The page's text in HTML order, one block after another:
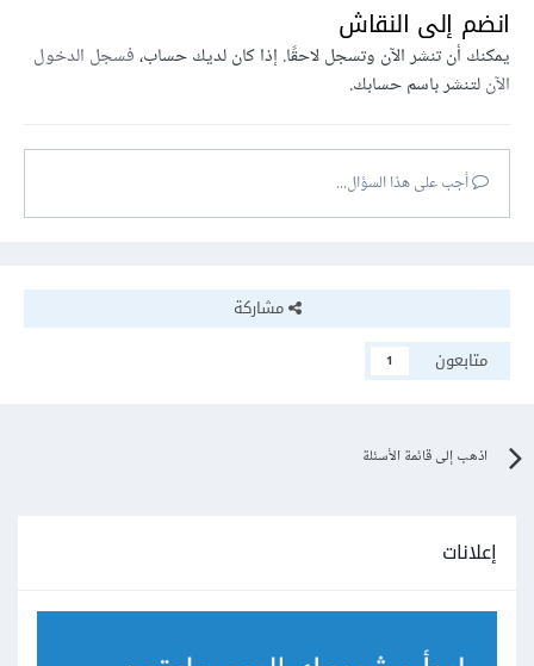
انضم إلى النقاش
يمكنك أن تنشر الآن وتسجل لاحقًا. إذا كان لديك حساب،فسجل الدخول
الآنلتنشر باسم حسابك.
أجب على هذا السؤال...
مشاركة
متابعون
1
اذهب إلى قائمة الأسئلة
إعلانات